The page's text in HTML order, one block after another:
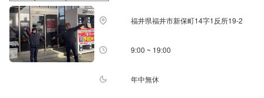
福井県福井市新保町14字1反所19-2
9:00 ~ 19:00
年中無休